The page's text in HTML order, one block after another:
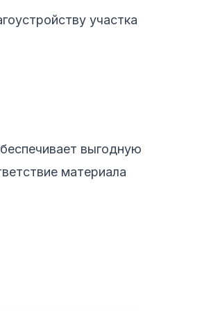
участка
выгодную
материала